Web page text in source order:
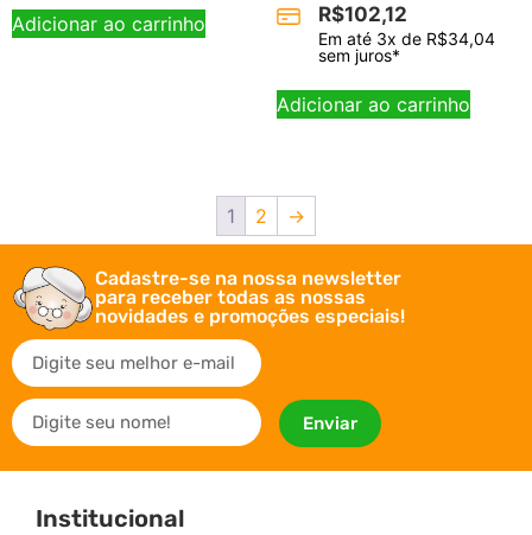
Adicionar ao carrinho R$102,12
Em até 3x de R$34,04
sem juros*
Adicionar ao carrinho
1 2 →
Cadastre-se na nossa newsletter
para receber todas as nossas
novidades e promoções especiais!
Enviar
Institucional